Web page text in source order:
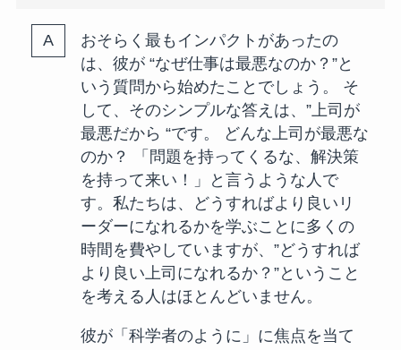
おそらく最もインパクトがあったの
は、彼が “なぜ仕事は最悪なのか？”と
いう質問から始めたことでしょう。 そ
して、そのシンプルな答えは、”上司が
最悪だから “です。 どんな上司が最悪な
のか？ 「問題を持ってくるな、解決策
を持って来い！」と言うような人で
す。私たちは、どうすればより良いリ
ーダーになれるかを学ぶことに多くの
時間を費やしていますが、”どうすれば
より良い上司になれるか？”ということ
を考える人はほとんどいません。
彼が「科学者のように」に焦点を当て